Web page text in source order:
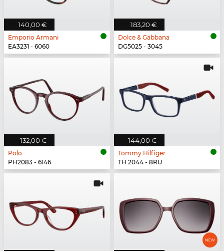
140,00 €
Emporio Armani
EA3231 - 6060
183,20 €
Dolce & Gabbana
DG5025 - 3045
132,00 €
Polo
PH2083 - 6146
144,00 €
Tommy Hilfiger
TH 2044 - 8RU